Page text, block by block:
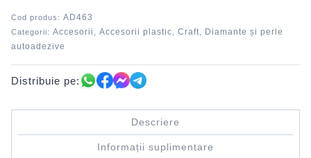
Cod produs: AD463
Categorii: Accesorii , Accesorii plastic, Craft,
Diamante și perle
autoadezive
Distribuie pe:
Descriere
Informații suplimentare